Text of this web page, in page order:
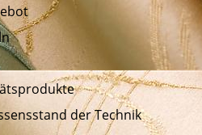
der Technik